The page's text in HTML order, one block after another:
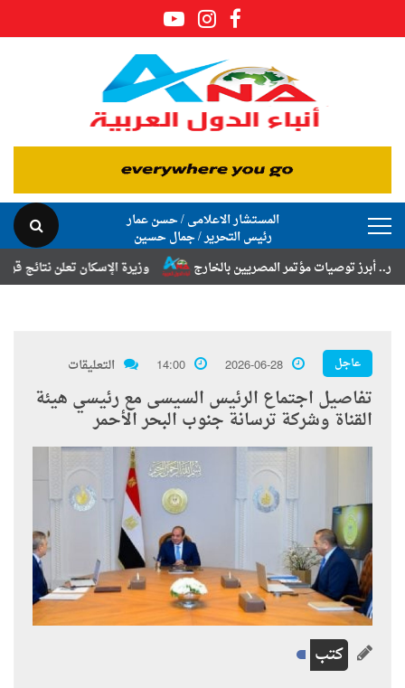
المستشار الاعلامى / حسن عمار
رئيس التحرير / جمال حسين
وزيرة الإسكان تعلن نتائج قرعة
مؤتمر المصريين بالخارج
عاجل 2026-06-28
14:00 التعليقات
تفاصيل اجتماع الرئيس السيسى مع رئيسي هيئة
القناة وشركة ترسانة جنوب البحر الأحمر
كتب